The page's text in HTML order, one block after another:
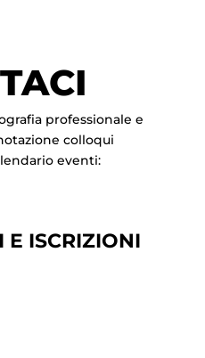
professionale e
colloqui
eventi:
ISCRIZIONI